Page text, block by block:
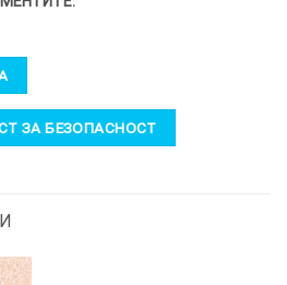
ЗА БЕЗОПАСНОСТ